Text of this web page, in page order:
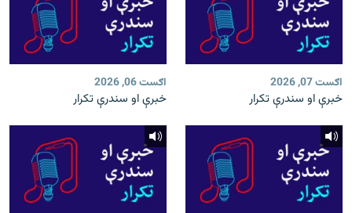
اګست 07, 2026
خبرې او سندرې تکرار
اګست 06, 2026
خبرې او سندرې تکرار